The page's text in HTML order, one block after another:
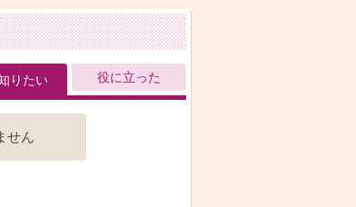
りたい 役に立った
せん